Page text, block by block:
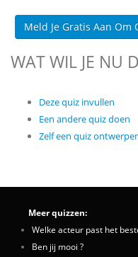
Meld Je Gratis Aan Om
WAT WIL JE NU
Deze quiz invullen
Een andere quiz doen
Zelf een quiz
Meer quizzen:
Welke acteur past het
Ben jij mooi ?